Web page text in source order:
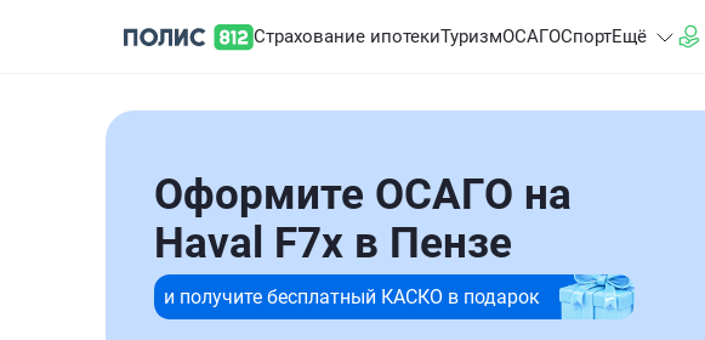
Страхование ипотекиТуризмОСАГОСпортЕщё
Оформите ОСАГО на
Haval F7x в Пензе
и получите бесплатный КАСКО в подарок